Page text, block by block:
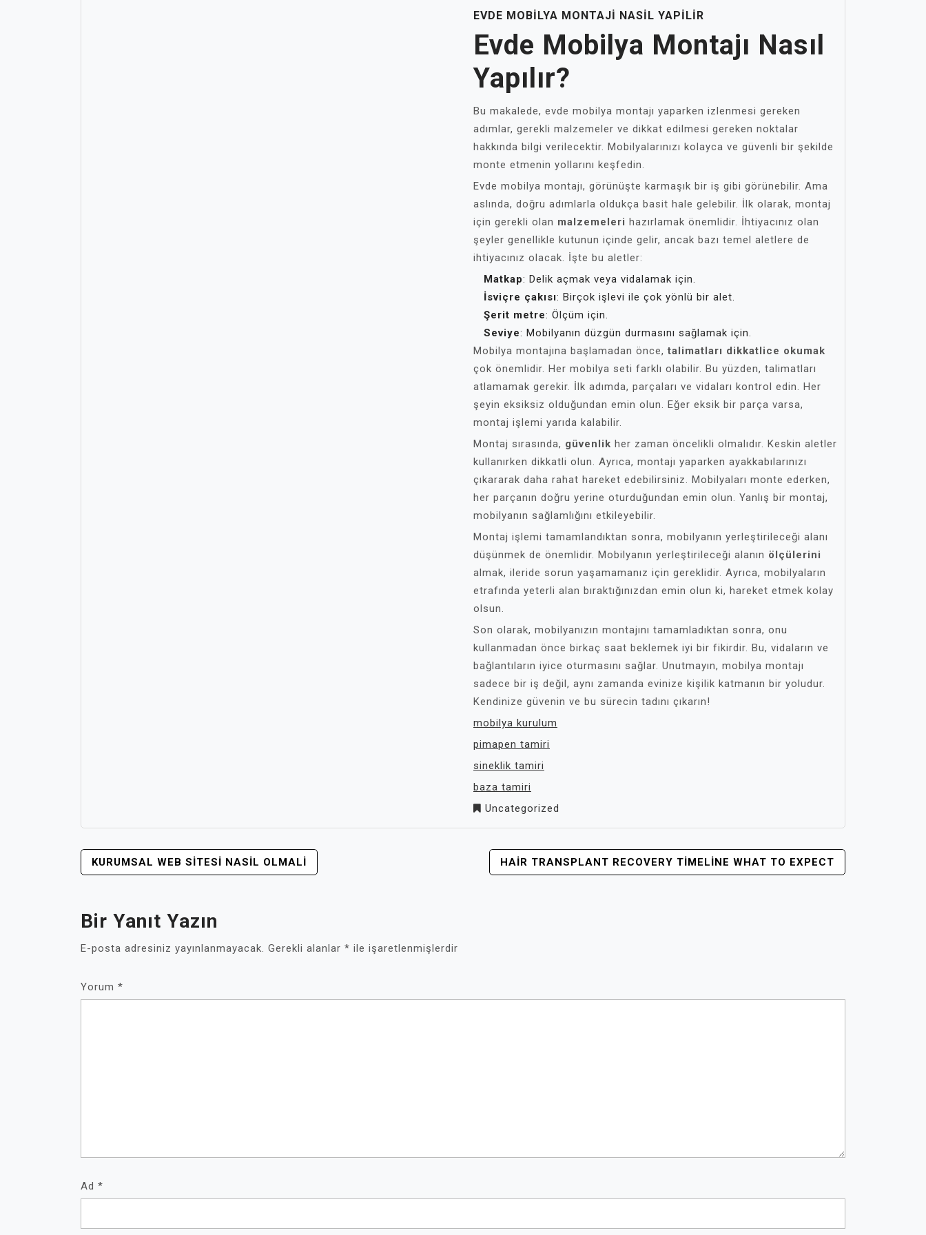
EVDE MOBILYA MONTAJI NASIL YAPILIR
Evde Mobilya Montajı Nasıl
Yapılır?
Bu makalede, evde mobilya montajı yaparken izlenmesi gereken
adımlar, gerekli malzemeler ve dikkat edilmesi gereken noktalar
hakkında bilgi verilecektir. Mobilyalarınızı kolayca ve güvenli bir şekilde
monte etmenin yollarını keşfedin.
Evde mobilya montajı, görünüşte karmaşık bir iş gibi görünebilir. Ama
aslında, doğru adımlarla oldukça basit hale gelebilir. İlk olarak, montaj
için gerekli olan malzemeleri hazırlamak önemlidir. İhtiyacınız olan
şeyler genellikle kutunun içinde gelir, ancak bazı temel aletlere de
ihtiyacınız olacak. İşte bu aletler:
Matkap: Delik açmak veya vidalamak için.
İsviçre çakısı: Birçok işlevi ile çok yönlü bir alet.
Şerit metre: Ölçüm için.
Seviye: Mobilyanın düzgün durmasını sağlamak için.
Mobilya montajına başlamadan önce,talimatları dikkatlice okumak
çok önemlidir. Her mobilya seti farklı olabilir. Bu yüzden, talimatları
atlamamak gerekir. İlk adımda, parçaları ve vidaları kontrol edin. Her
şeyin eksiksiz olduğundan emin olun. Eğer eksik bir parça varsa,
montaj işlemi yarıda kalabilir.
Montaj sırasında, güvenlik her zaman öncelikli olmalıdır. Keskin aletler
kullanırken dikkatli olun. Ayrıca, montajı yaparken ayakkabılarınızı
çıkararak daha rahat hareket edebilirsiniz. Mobilyaları monte ederken,
her parçanın doğru yerine oturduğundan emin olun. Yanlış bir montaj,
mobilyanın sağlamlığını etkileyebilir.
Montaj işlemi tamamlandıktan sonra, mobilyanın yerleştirileceği alanı
düşünmek de önemlidir. Mobilyanın yerleştirileceği alanın ölçülerini
almak, ileride sorun yaşamamanız için gereklidir. Ayrıca, mobilyaların
etrafında yeterli alan bıraktığınızdan emin olun ki, hareket etmek kolay
olsun.
Son olarak, mobilyanızın montajını tamamladıktan sonra, onu
kullanmadan önce birkaç saat beklemek iyi bir fikirdir. Bu, vidaların ve
bağlantıların iyice oturmasını sağlar. Unutmayın, mobilya montajı
sadece bir iş değil, aynı zamanda evinize kişilik katmanın bir yoludur.
Kendinize güvenin ve bu sürecin tadını çıkarın!
mobilya kurulum
pimapen tamiri
sineklik tamiri
baza tamiri
Uncategorized
YAZI
GEZINMESI
KURUMSAL WEB SITESI NASIL OLMALI HAIR TRANSPLANT RECOVERY TIMELINE WHAT TO EXPECT
Bir Yanıt Yazın
E-posta adresiniz yayınlanmayacak. Gerekli alanlar * ile işaretlenmişlerdir
Yorum *
Ad *